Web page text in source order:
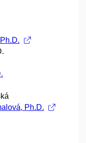
Ph.D.